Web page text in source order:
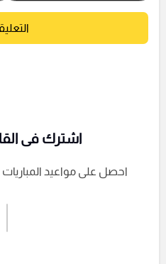
إرسال
اشترك فى
احصل على مواعيد المباريات